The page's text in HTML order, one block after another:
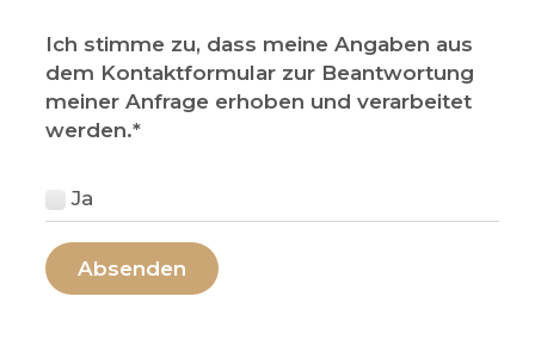
Ich stimme zu, dass meine Angaben aus
dem Kontaktformular zur Beantwortung
meiner Anfrage erhoben und verarbeitet
werden.*
Ja